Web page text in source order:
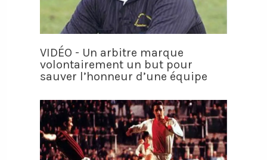
VIDÉO - Un arbitre marque
volontairement un but pour
sauver l’honneur d’une équipe